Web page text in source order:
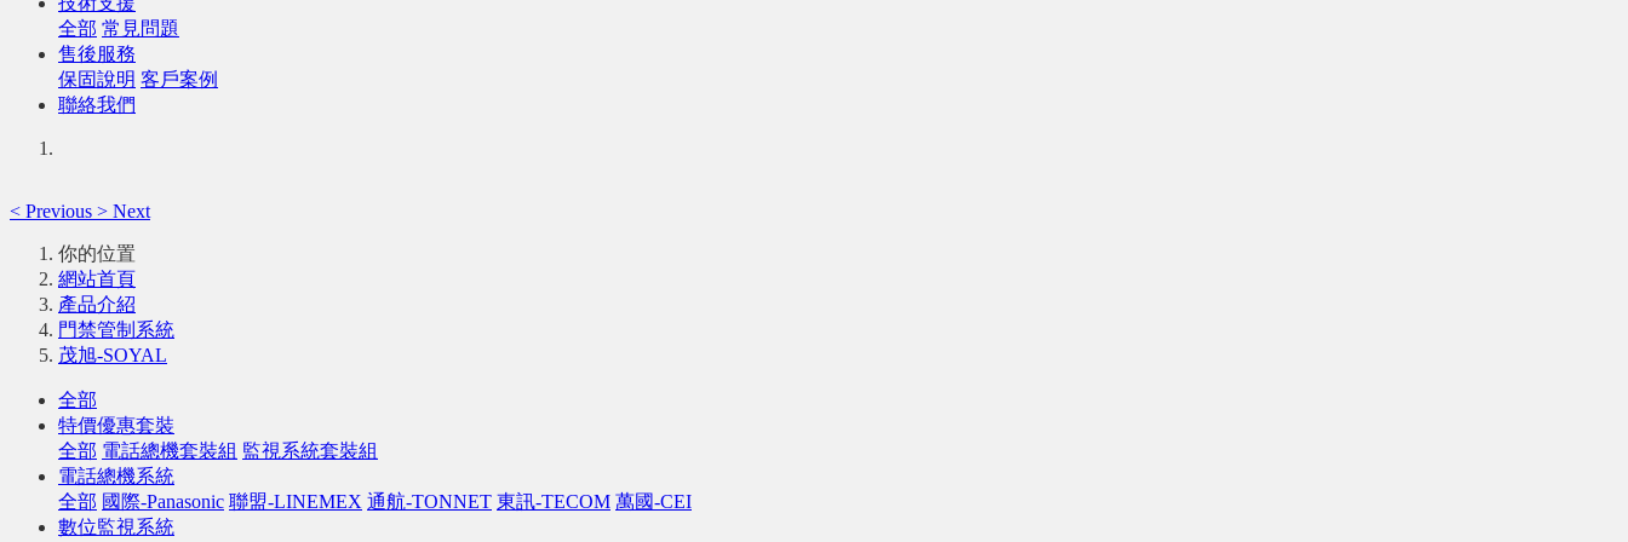
全部 常見問題
售後服務
保固說明 客戶案例
聯絡我們
< Previous > Next
你的位置
網站首頁
產品介紹
門禁管制系統
茂旭-SOYAL
全部
特價優惠套裝
全部 電話總機套裝組 監視系統套裝組
電話總機系統
全部 國際-Panasonic 聯盟-LINEMEX 通航-TONNET 東訊-TECOM 萬國-CEI
數位監視系統